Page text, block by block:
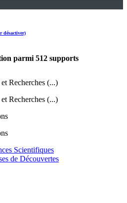
désactiver)
parmi 512 supports
Recherches (...)
Recherches (...)
Scientifiques
de Découvertes